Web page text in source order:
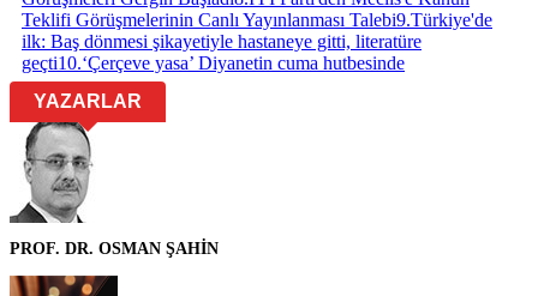
Teklifi Görüşmelerinin Canlı Yayınlanması Talebi9.Türkiye'de
ilk: Baş dönmesi şikayetiyle hastaneye gitti, literatüre
geçti10.‘Çerçeve yasa’ Diyanetin cuma hutbesinde
YAZARLAR
PROF. DR. OSMAN ŞAHİN